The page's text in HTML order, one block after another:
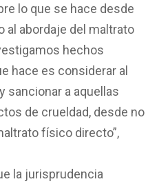
lo que se hace desde
abordaje del maltrato
hechos
hace es considerar al
sancionar a aquellas
de crueldad, desde no
físico directo”,
la jurisprudencia